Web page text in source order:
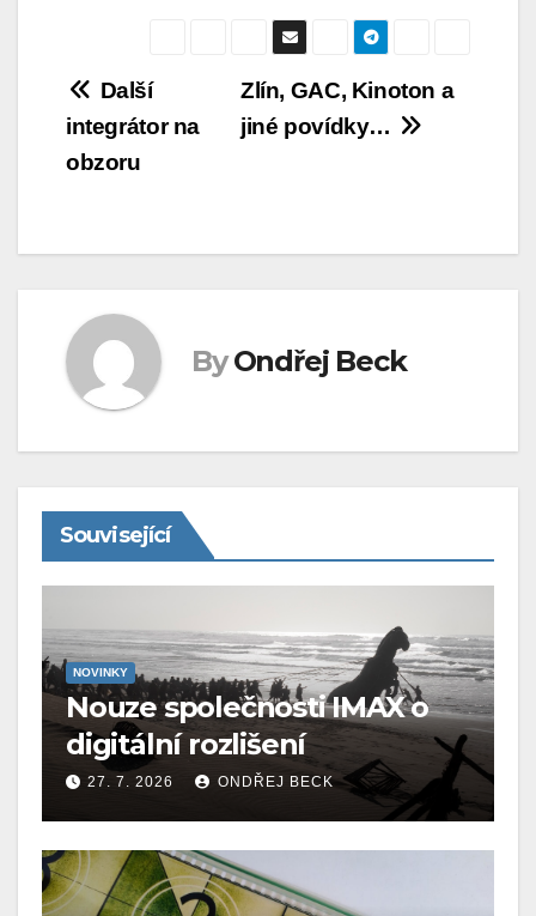
Navigace
pro
Zlín, GAC, Kinoton a
jiné povídky…
Další
integrátor na
obzoru
By Ondřej Beck
Související
NOVINKY
Nouze společnosti IMAX o
digitální rozlišení
27. 7. 2026 ONDŘEJ BECK